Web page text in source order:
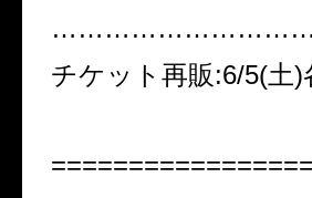
チケット再販:6/5(土